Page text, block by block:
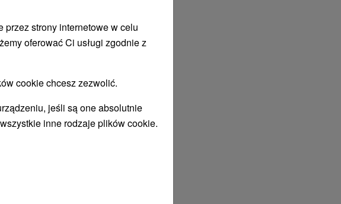
przez strony internetowe w celu
oferować Ci usługi zgodnie z
cookie chcesz zezwolić.
jeśli są one absolutnie
inne rodzaje plików cookie.